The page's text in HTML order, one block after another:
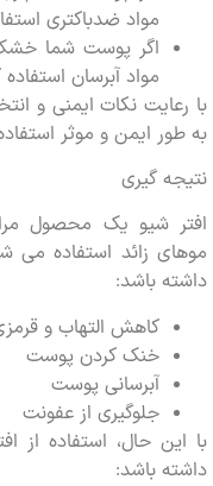
مواد ضدباکتری استفاده
اگر پوست شما خشک
مواد آبرسان استفاده کنید.
نکات ایمنی و انتخاب
ایمن و موثر استفاده
گیری
شیو یک محصول
زائد استفاده می شود.
باشد:
کاهش التهاب و قرمزی
خنک کردن پوست
آبرسانی پوست
جلوگیری از عفونت
حال، استفاده از
باشد: